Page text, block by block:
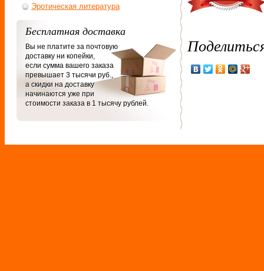
Эротическая литература
Бесплатная доставка
Вы не платите за почтовую
доставку ни копейки,
если сумма вашего заказа
превышает 3 тысячи руб.,
а скидки на доставку
начинаются уже при
стоимости заказа в 1 тысячу рублей.